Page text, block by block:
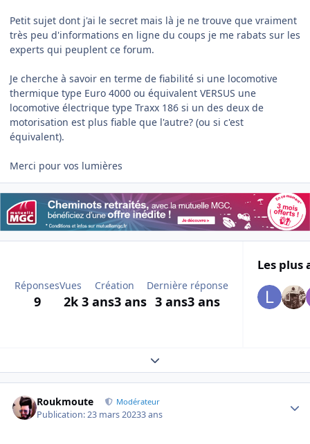
Petit sujet dont j'ai le secret mais là je ne trouve que vraiment
très peu d'informations en ligne du coups je me rabats sur les
experts qui peuplent ce forum.
Je cherche à savoir en terme de fiabilité si une locomotive
thermique type Euro 4000 ou équivalent VERSUS une
locomotive électrique type Traxx 186 si un des deux de
motorisation est plus fiable que l'autre? (ou si c'est
équivalent).
Merci pour vos lumières
Réponses
9
Vues
2k
Création
3 ans3 ans
Dernière réponse
3 ans3 ans
Les plus
Expand topic overview
Roukmoute Modérateur
Publication:23 mars 20233 ans